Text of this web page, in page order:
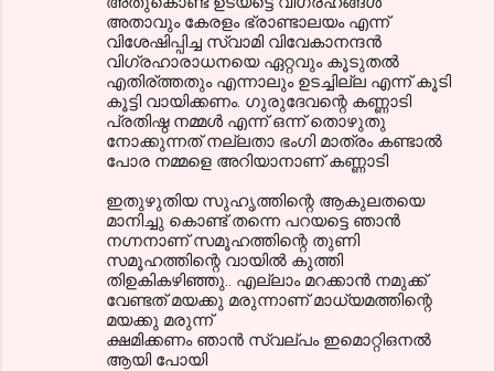
അതാവും കേരളം ഭ്രാണ്ടാലയം എന്ന്
വിശേഷിപ്പിച്ച സ്വാമി വിവേകാനന്ദൻ
വിഗ്രഹാരാധനയെ ഏറ്റവും കൂടുതൽ
എതിര്ത്തതും എന്നാലും ഉടച്ചില്ല എന്ന് കൂടി
കൂട്ടി വായിക്കണം. ഗുരുദേവന്റെ കണ്ണാടി
പ്രതിഷ്ഠ നമ്മൾ എന്ന് ഒന്ന് തൊഴുതു
നോക്കുന്നത് നല്ലതാ ഭംഗി മാത്രം കണ്ടാൽ
പോര നമ്മളെ അറിയാനാണ് കണ്ണാടി
ഇതുഴുതിയ സുഹൃത്തിന്റെ ആകുലതയെ
മാനിച്ചു കൊണ്ട് തന്നെ പറയട്ടെ ഞാൻ
നഗ്നനാണ് സമൂഹത്തിന്റെ തുണി
സമൂഹത്തിന്റെ വായിൽ കുത്തി
തിഉകികഴിഞ്ഞു.. എല്ലാം മറക്കാൻ നമുക്ക്
വേണ്ടത് മയക്കു മരുന്നാണ് മാധ്യമത്തിന്റെ
മയക്കു മരുന്ന്
ക്ഷമിക്കണം ഞാൻ സ്വല്പം ഇമൊറ്റിഒനൽ
ആയി പോയി